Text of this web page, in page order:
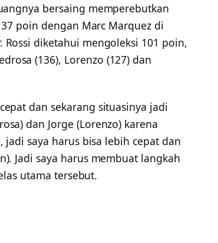
bersaing memperebutkan
poin dengan Marc Marquez di
diketahui mengoleksi 101 poin,
(136), Lorenzo (127) dan
dan sekarang situasinya jadi
dan Jorge (Lorenzo) karena
saya harus bisa lebih cepat dan
Jadi saya harus membuat langkah
utama tersebut.